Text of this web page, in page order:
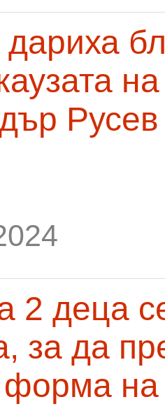
Русев
2 деца
за да
форма на